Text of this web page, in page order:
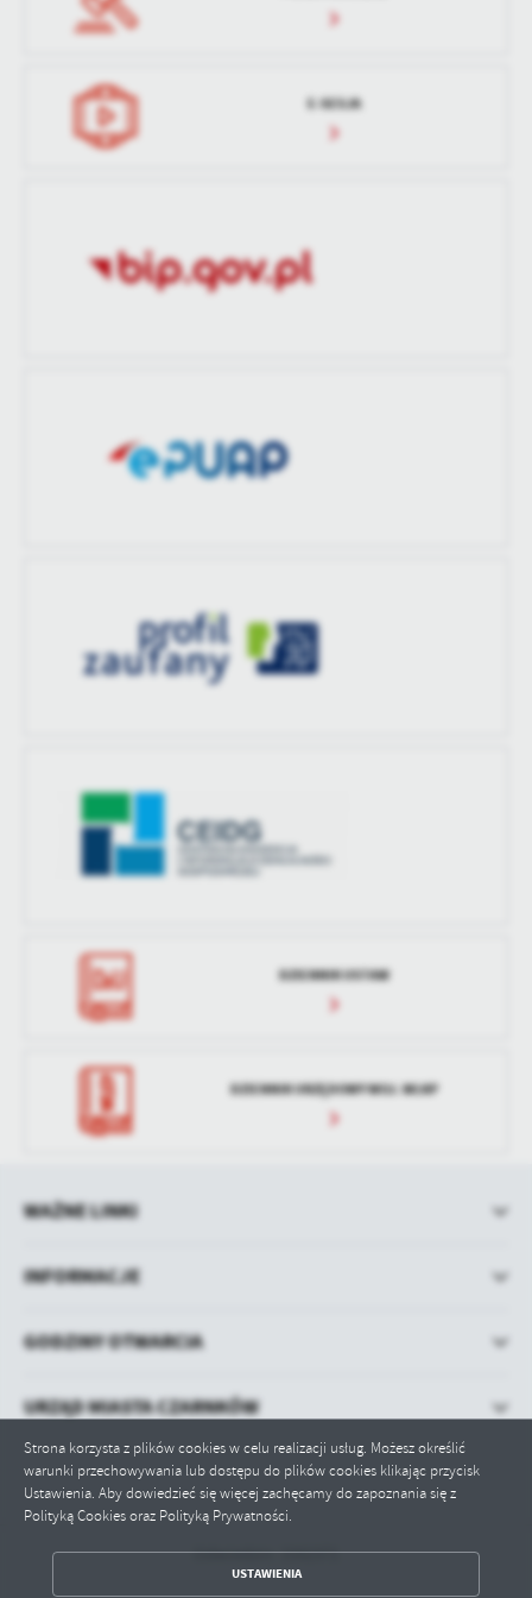
Strona korzysta z plików cookies w celu realizacji usług. Możesz określić
warunki przechowywania lub dostępu do plików cookies klikając przycisk
Ustawienia. Aby dowiedzieć się więcej zachęcamy do zapoznania się z
Polityką Cookies oraz Polityką Prywatności.
USTAWIENIA
treści w postaci wiadomości, ofert, komunikatów mediów
społecznościowych.
E-SESJA
DZIENNIK USTAW
DZIENNIK URZĘDOWY WOJ. WLKP
WAŻNE LINKI
INFORMACJE
GODZINY OTWARCIA
URZĄD MIASTA CZARNKÓW
Odwiedzin: 1592371